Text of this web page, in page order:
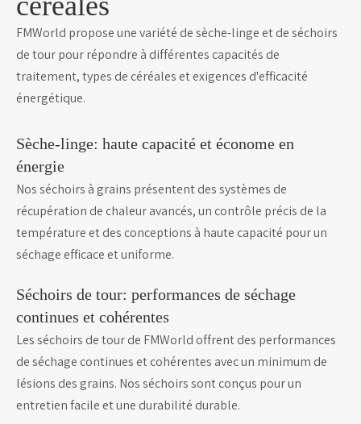
FMWorld propose une variété de sèche-linge et de séchoirs
de tour pour répondre à différentes capacités de
traitement, types de céréales et exigences d'efficacité
énergétique.
Sèche-linge: haute capacité et économe en
énergie
Nos séchoirs à grains présentent des systèmes de
récupération de chaleur avancés, un contrôle précis de la
température et des conceptions à haute capacité pour un
séchage efficace et uniforme.
Séchoirs de tour: performances de séchage
continues et cohérentes
Les séchoirs de tour de FMWorld offrent des performances
de séchage continues et cohérentes avec un minimum de
lésions des grains. Nos séchoirs sont conçus pour un
entretien facile et une durabilité durable.